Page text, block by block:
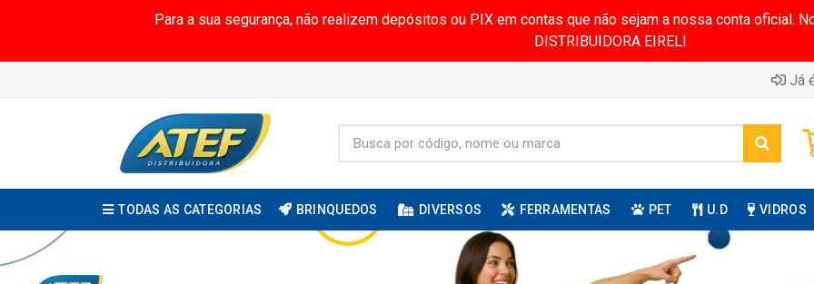
Para a sua segurança, não realizem depósitos ou PIX em contas que não sejam a nossa conta oficial.
DISTRIBUIDORA EIRELI
Já
TODAS AS CATEGORIAS BRINQUEDOS DIVERSOS FERRAMENTAS PET U.D VIDROS